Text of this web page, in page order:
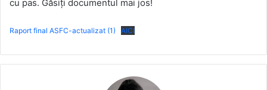
cu pas. Găsiți documentul mai jos!
Raport final ASFC-actualizat (1) AICI